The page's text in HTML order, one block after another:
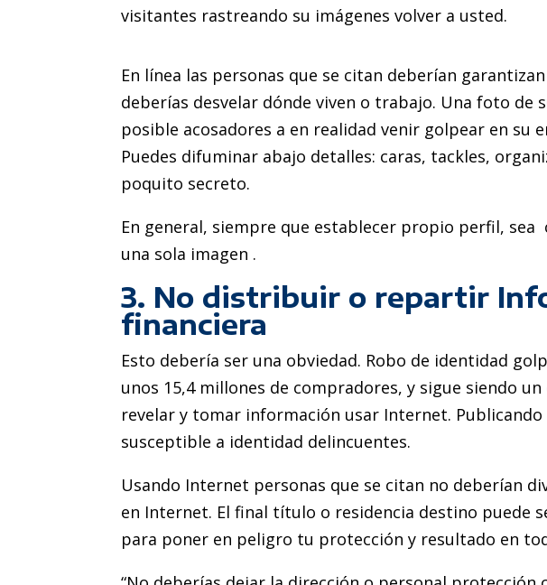
visitantes rastreando su imágenes volver a usted.
En línea las personas que se citan deberían
deberías desvelar dónde viven o trabajo. Una foto de
posible acosadores a en realidad venir golpear en su
Puedes difuminar abajo detalles: caras, tackles,
poquito secreto.
En general, siempre que establecer propio perfil, sea
una sola imagen .
3. No distribuir o repartir
financiera
Esto debería ser una obviedad. Robo de identidad
unos 15,4 millones de compradores, y sigue siendo
revelar y tomar información usar Internet.
susceptible a identidad delincuentes.
Usando Internet personas que se citan no deberían
en Internet. El final título o residencia destino puede
para poner en peligro tu protección y resultado en